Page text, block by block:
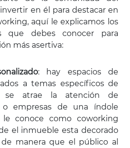
en él para destacar en
aquí le explicamos los
que debes conocer para
más asertiva:
: hay espacios de
a temas específicos de
se atrae la atención de
o empresas de una índole
le conoce como coworking
el inmueble esta decorado
manera que el público al